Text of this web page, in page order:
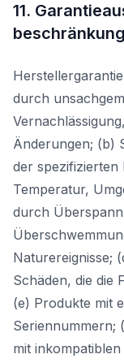
11.
durch
Änderungen; (b)
der
Temperatur,
durch
Naturereignisse;
Schäden, die die
(e) Produkte mit
Seriennummern;
mit